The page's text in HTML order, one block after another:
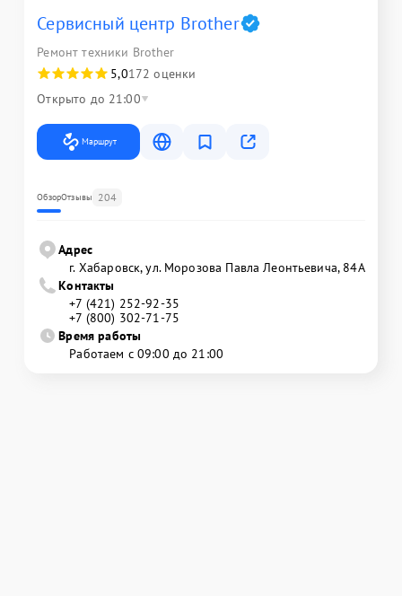
Сервисный центр Brother
Ремонт техники Brother
5,0172 оценки
Открыто до 21:00
Маршрут
ОбзорОтзывы 204
Адрес
г. Хабаровск, ул. Морозова Павла Леонтьевича, 84А
Контакты
+7 (421) 252-92-35
+7 (800) 302-71-75
Время работы
Работаем с 09:00 до 21:00